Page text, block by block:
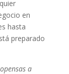
en
hasta
preparado
a